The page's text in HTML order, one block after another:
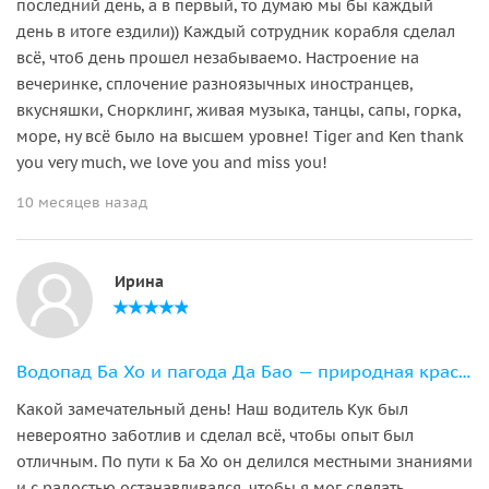
последний день, а в первый, то думаю мы бы каждый
день в итоге ездили)) Каждый сотрудник корабля сделал
всё, чтоб день прошел незабываемо. Настроение на
вечеринке, сплочение разноязычных иностранцев,
вкусняшки, Снорклинг, живая музыка, танцы, сапы, горка,
море, ну всё было на высшем уровне! Tiger and Ken thank
you very much, we love you and miss you!
10 месяцев назад
Ирина
Водопад Ба Хо и пагода Да Бао — природная красота и культура
Какой замечательный день! Наш водитель Кук был
невероятно заботлив и сделал всё, чтобы опыт был
отличным. По пути к Ба Хо он делился местными знаниями